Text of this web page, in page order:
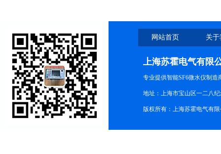
网站首页 关
上海苏霍电气有限
专业提供智能SF6微水仪制
地址：上海市宝山区一二八纪
版权所有：上海苏霍电气有